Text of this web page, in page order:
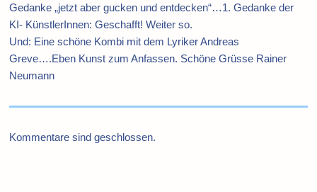
Gedanke „jetzt aber gucken und entdecken“…1. Gedanke der
KI- KünstlerInnen: Geschafft! Weiter so.
Und: Eine schöne Kombi mit dem Lyriker Andreas
Greve….Eben Kunst zum Anfassen. Schöne Grüsse Rainer
Neumann
Kommentare sind geschlossen.